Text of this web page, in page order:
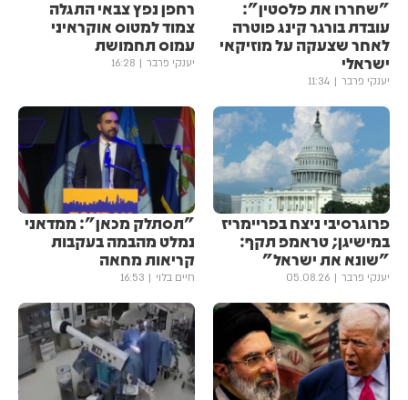
"שחררו את פלסטין":
עובדת בורגר קינג פוטרה
לאחר שצעקה על מוזיקאי
ישראלי
יענקי פרבר 11:34
רחפן נפץ צבאי התגלה
צמוד למטוס אוקראיני
עמוס תחמושת
יענקי פרבר 16:28
פרוגרסיבי ניצח בפריימריז
במישיגן; טראמפ תקף:
"שונא את ישראל"
יענקי פרבר 05.08.26
"תסתלק מכאן": ממדאני
נמלט מהבמה בעקבות
קריאות מחאה
חיים בלוי 16:53